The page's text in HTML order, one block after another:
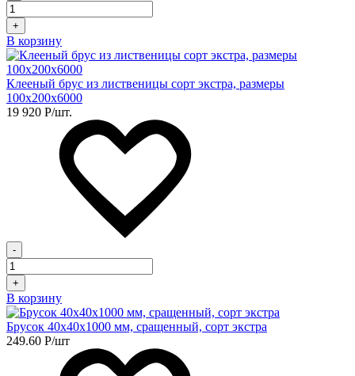
+
В корзину
Клееный брус из лиственицы сорт экстра, размеры
100х200х6000
19 920 Р/шт.
-
+
В корзину
Брусок 40х40х1000 мм, сращенный, сорт экстра
249.60 Р/шт